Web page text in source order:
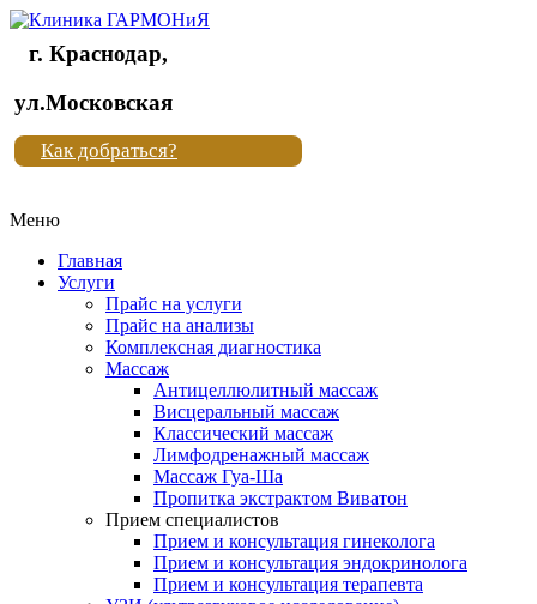
Клиника
"Новая
жизнь"
Клиника
жизнь"
г. Краснодар,
ул.Московская
Как добраться?
Меню
Главная
Услуги
Прайс на услуги
Прайс на анализы
Комплексная диагностика
Массаж
Антицеллюлитный массаж
Висцеральный массаж
Классический массаж
Лимфодренажный массаж
Массаж Гуа-Ша
Пропитка экстрактом Виватон
Прием специалистов
Прием и консультация гинеколога
Прием и консультация эндокринолога
Прием и консультация терапевта